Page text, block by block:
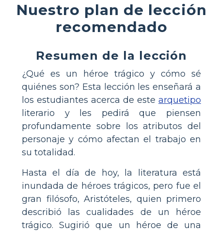
Nuestro plan de lección
recomendado
Resumen de la lección
¿Qué es un héroe trágico y cómo sé
quiénes son? Esta lección les enseñará a
los estudiantes acerca de este arquetipo
literario y les pedirá que piensen
profundamente sobre los atributos del
personaje y cómo afectan el trabajo en
su totalidad.
Hasta el día de hoy, la literatura está
inundada de héroes trágicos, pero fue el
gran filósofo, Aristóteles, quien primero
describió las cualidades de un héroe
trágico. Sugirió que un héroe de una